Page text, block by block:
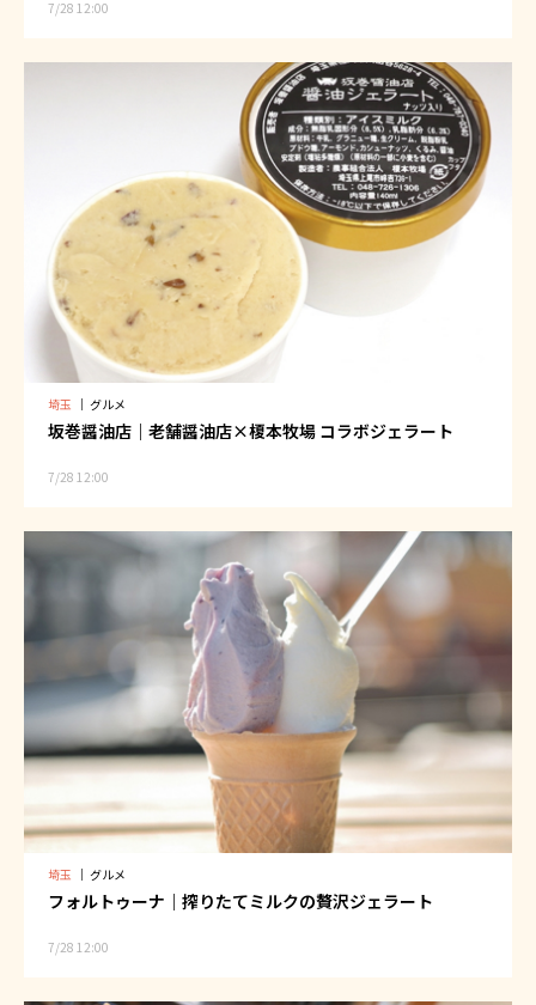
7/28 12:00
埼玉 ｜ グルメ
坂巻醤油店｜老舗醤油店×榎本牧場 コラボジェラート
7/28 12:00
埼玉 ｜ グルメ
フォルトゥーナ｜搾りたてミルクの贅沢ジェラート
7/28 12:00